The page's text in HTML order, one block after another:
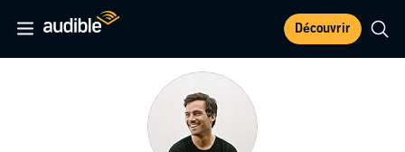
Découvrir